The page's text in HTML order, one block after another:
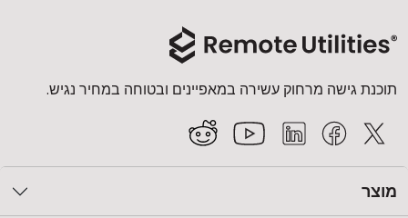
תוכנת גישה מרחוק עשירה במאפיינים ובטוחה במחיר נגיש.
מוצר